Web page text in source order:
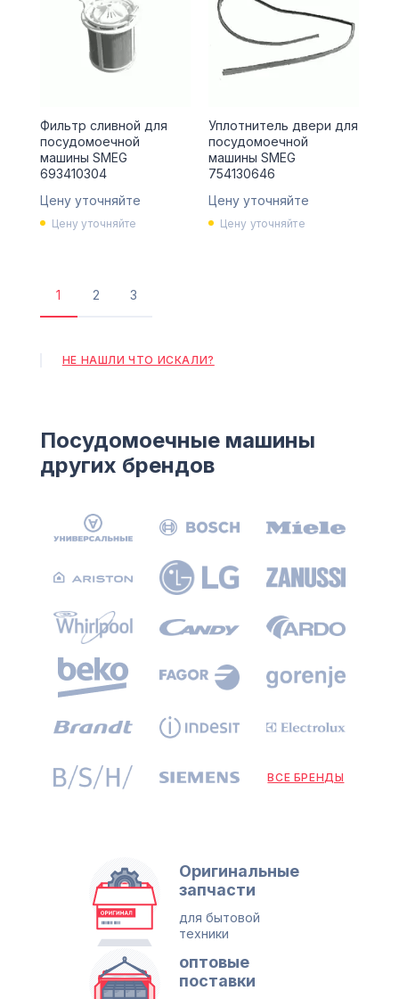
Фильтр сливной для
посудомоечной
машины SMEG
693410304
Цену уточняйте
Цену уточняйте
Уплотнитель двери для
посудомоечной
машины SMEG
754130646
Цену уточняйте
Цену уточняйте
Текущая
1
Страница
2
Страница
3
НЕ НАШЛИ ЧТО ИСКАЛИ?
Посудомоечные машины
других брендов
ВСЕ БРЕНДЫ
Оригинальные
запчасти
для бытовой
техники
оптовые
поставки